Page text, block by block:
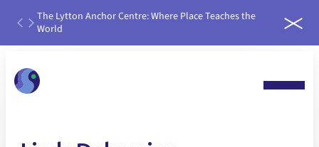
The Lytton Anchor Centre: Where Place Teaches the
World
run it